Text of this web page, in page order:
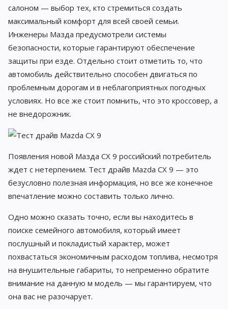
салоном — выбор тех, кто стремиться создать
максимальный комфорт для всей своей семьи.
Инженеры Мазда предусмотрели системы
безопасности, которые гарантируют обеспечение
защиты при езде. Отдельно стоит отметить то, что
автомобиль действительно способен двигаться по
проблемным дорогам и в неблагоприятных погодных
условиях. Но все же стоит помнить, что это кроссовер, а
не внедорожник.
Появления новой Мазда CX 9 российский потребитель
ждет с нетерпением. Тест драйв Mazda CX 9 — это
безусловно полезная информация, но все же конечное
впечатление можно составить только лично.
Одно можно сказать точно, если вы находитесь в
поиске семейного автомобиля, который имеет
послушный и покладистый характер, может
похвастаться экономичным расходом топлива, несмотря
на внушительные габариты, то непременно обратите
внимание на данную м модель — мы гарантируем, что
она вас не разочарует.